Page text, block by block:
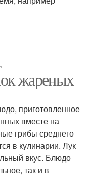
жареных
приготовленное
вместе на
грибы среднего
в кулинарии. Лук
вкус. Блюдо
так и в